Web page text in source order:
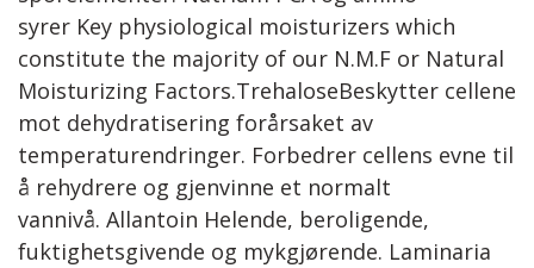
syrer Key physiological moisturizers which
constitute the majority of our N.M.F or Natural
Moisturizing Factors.TrehaloseBeskytter cellene
mot dehydratisering forårsaket av
temperaturendringer. Forbedrer cellens evne til
å rehydrere og gjenvinne et normalt
vannivå. Allantoin Helende, beroligende,
fuktighetsgivende og mykgjørende. Laminaria